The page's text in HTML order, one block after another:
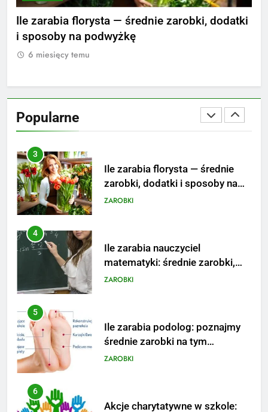
Ile zarabia florysta — średnie zarobki, dodatki
i sposoby na podwyżkę
6 miesięcy temu
Popularne
Ile zarabia psycholog szkolny:
poznaj średnie zarobki na tym
stanowisku
ZAROBKI
Ile zarabia florysta — średnie
zarobki, dodatki i sposoby na
4
Ile zarabia nauczyciel
matematyki: średnie zarobki,
dodatki i perspektywy
ZAROBKI
5
Ile zarabia podolog: poznajmy
średnie zarobki na tym
stanowisku
ZAROBKI
6
Akcje charytatywne w szkole:
pomysły i przykłady, które
zainspirują
ZAROBKI
7
Jak przygotować się finansowo